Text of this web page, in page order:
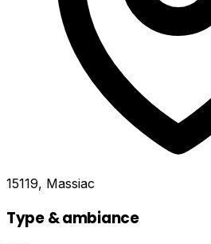
15119, Massiac
Type & ambiance